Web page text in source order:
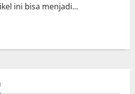
ini bisa menjadi...